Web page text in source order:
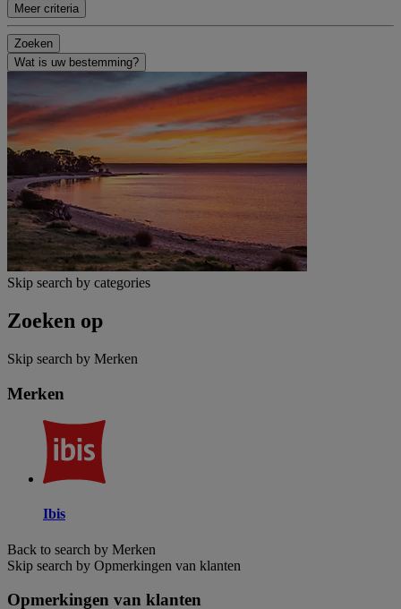
Meer criteria
Zoeken
Wat is uw bestemming?
Skip search by categories
Zoeken op
Skip search by Merken
Merken
Ibis
Back to search by Merken
Skip search by Opmerkingen van klanten
Opmerkingen van klanten